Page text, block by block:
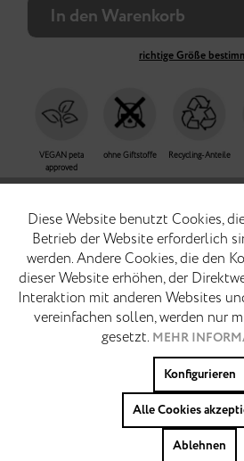
In den Warenkorb
richtige Größe
VEGAN peta
approved
ohne Giftstoffe Recycling-Anteile
BESCHREIBUNG
Die Klarheit klassischer Tennis-
vegan interpretiert für den Alltag.
verbindet die reduzierte
Funktionale
Marketing
Tracking
Cookies
Diese Website benutzt Cookies,
Betrieb der Website erforderlich
werden. Andere Cookies, die den
dieser Website erhöhen, der
Interaktion mit anderen Websites
vereinfachen sollen, werden nur
gesetzt. MEHR
Konfigurieren
Alle Cookies
Ablehnen